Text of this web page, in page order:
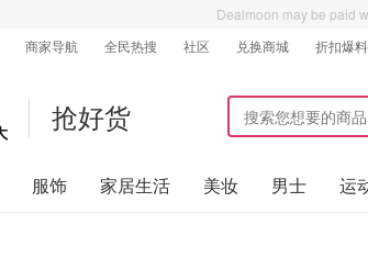
Dealmoon may be paid
商家导航 全民热搜 社区 兑换商城 折扣爆料
抢好货
服饰 家居生活 美妆 男士 运